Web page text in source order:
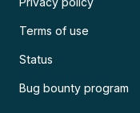
Terms of use
Status
Bug bounty program